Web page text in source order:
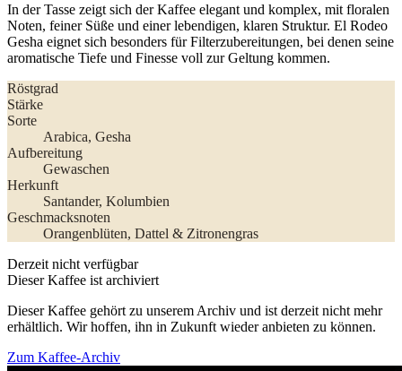
In der Tasse zeigt sich der Kaffee elegant und komplex, mit floralen
Noten, feiner Süße und einer lebendigen, klaren Struktur. El Rodeo
Gesha eignet sich besonders für Filterzubereitungen, bei denen seine
aromatische Tiefe und Finesse voll zur Geltung kommen.
Röstgrad
Stärke
Sorte
Arabica, Gesha
Aufbereitung
Gewaschen
Herkunft
Santander, Kolumbien
Geschmacksnoten
Orangenblüten, Dattel & Zitronengras
Derzeit nicht verfügbar
Dieser Kaffee ist archiviert
Dieser Kaffee gehört zu unserem Archiv und ist derzeit nicht mehr
erhältlich. Wir hoffen, ihn in Zukunft wieder anbieten zu können.
Zum Kaffee-Archiv